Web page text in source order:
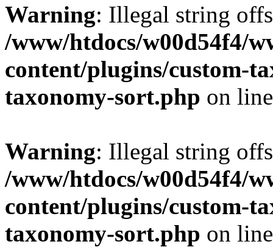
Warning: Illegal string
/www/htdocs/w00d54f4/
content/plugins/custom-
taxonomy-sort.php on
Warning: Illegal string
/www/htdocs/w00d54f4/
content/plugins/custom-
taxonomy-sort.php on